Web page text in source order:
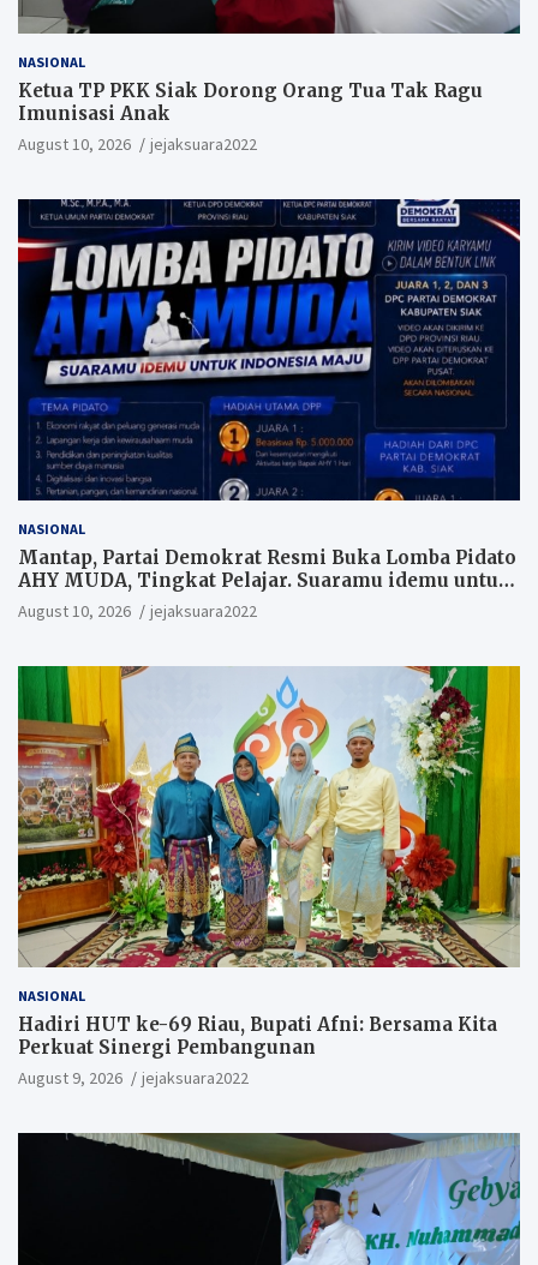
NASIONAL
Ketua TP PKK Siak Dorong Orang Tua Tak Ragu
Imunisasi Anak
August 10, 2026 jejaksuara2022
NASIONAL
Mantap, Partai Demokrat Resmi Buka Lomba Pidato
AHY MUDA, Tingkat Pelajar. Suaramu idemu untuk
Indonesia maju
August 10, 2026 jejaksuara2022
NASIONAL
Hadiri HUT ke-69 Riau, Bupati Afni: Bersama Kita
Perkuat Sinergi Pembangunan
August 9, 2026 jejaksuara2022